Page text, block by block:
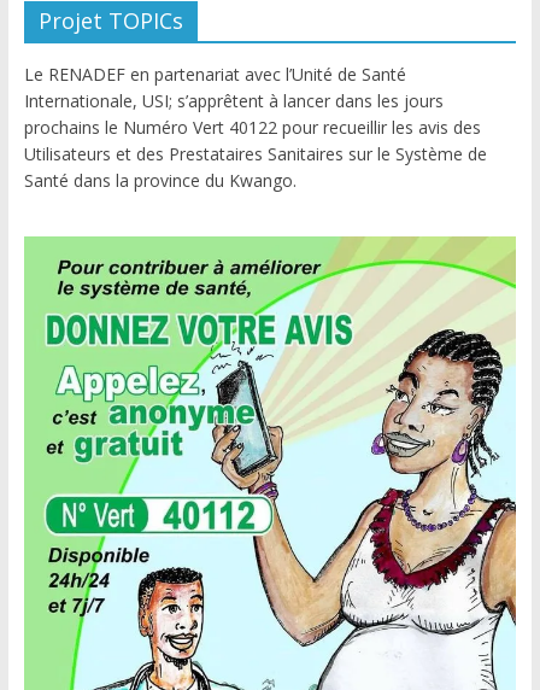
Projet TOPICs
Le RENADEF en partenariat avec l’Unité de Santé
Internationale, USI; s’apprêtent à lancer dans les jours
prochains le Numéro Vert 40122 pour recueillir les avis des
Utilisateurs et des Prestataires Sanitaires sur le Système de
Santé dans la province du Kwango.